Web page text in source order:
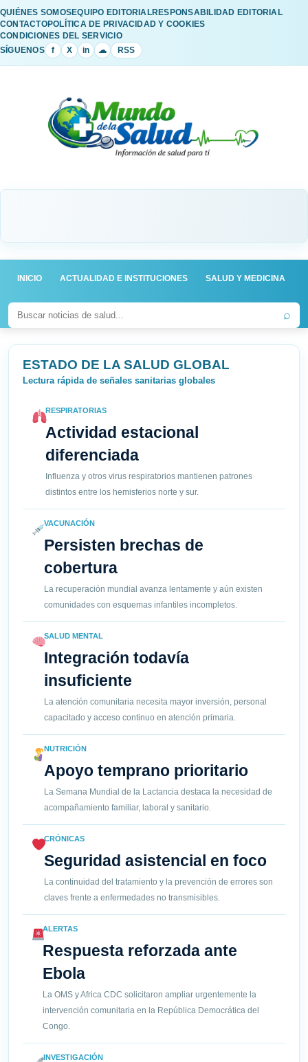
QUIÉNES SOMOSEQUIPO EDITORIALRESPONSABILIDAD EDITORIAL
CONTACTOPOLÍTICA DE PRIVACIDAD Y COOKIES
CONDICIONES DEL SERVICIO
SÍGUENOS
f X in ☁ RSS
INICIO ACTUALIDAD E INSTITUCIONES SALUD Y MEDICINA
⌕
ESTADO DE LA SALUD GLOBAL
Lectura rápida de señales sanitarias globales
RESPIRATORIAS
Actividad estacional
diferenciada
Influenza y otros virus respiratorios mantienen patrones
distintos entre los hemisferios norte y sur.
VACUNACIÓN
Persisten brechas de
cobertura
La recuperación mundial avanza lentamente y aún existen
comunidades con esquemas infantiles incompletos.
SALUD MENTAL
Integración todavía
insuficiente
La atención comunitaria necesita mayor inversión, personal
capacitado y acceso continuo en atención primaria.
NUTRICIÓN
Apoyo temprano prioritario
La Semana Mundial de la Lactancia destaca la necesidad de
acompañamiento familiar, laboral y sanitario.
CRÓNICAS
Seguridad asistencial en foco
La continuidad del tratamiento y la prevención de errores son
claves frente a enfermedades no transmisibles.
ALERTAS
Respuesta reforzada ante
Ebola
La OMS y Africa CDC solicitaron ampliar urgentemente la
intervención comunitaria en la República Democrática del
Congo.
INVESTIGACIÓN